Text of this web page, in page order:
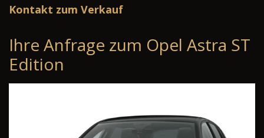
Kontakt zum Verkauf
Ihre Anfrage zum Opel Astra ST
Edition